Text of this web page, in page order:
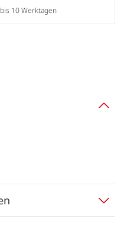
10 Werktagen